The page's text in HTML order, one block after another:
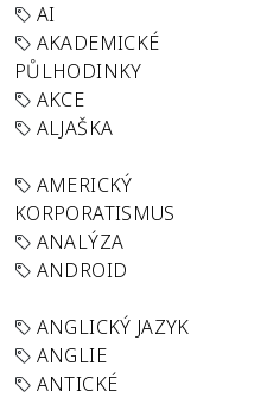
AI
AKADEMICKÉ
PŮLHODINKY
AKCE
ALJAŠKA
AMERICKÝ
KORPORATISMUS
ANALÝZA
ANDROID
ANGLICKÝ JAZYK
ANGLIE
ANTICKÉ